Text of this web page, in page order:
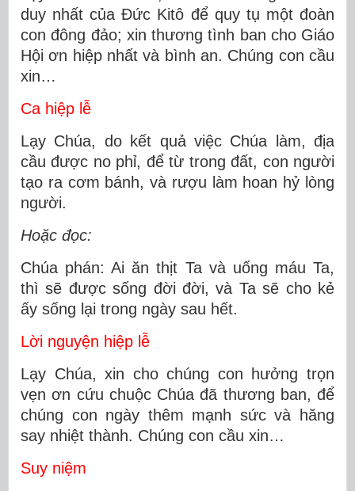
duy nhất của Ðức Kitô để quy tụ một đoàn
con đông đảo; xin thương tình ban cho Giáo
Hội ơn hiệp nhất và bình an. Chúng con cầu
xin…
Ca hiệp lễ
Lạy Chúa, do kết quả việc Chúa làm, địa
cầu được no phỉ, để từ trong đất, con người
tạo ra cơm bánh, và rượu làm hoan hỷ lòng
người.
Hoặc đọc:
Chúa phán: Ai ăn thịt Ta và uống máu Ta,
thì sẽ được sống đời đời, và Ta sẽ cho kẻ
ấy sống lại trong ngày sau hết.
Lời nguyện hiệp lễ
Lạy Chúa, xin cho chúng con hưởng trọn
vẹn ơn cứu chuộc Chúa đã thương ban, để
chúng con ngày thêm mạnh sức và hăng
say nhiệt thành. Chúng con cầu xin…
Suy niệm